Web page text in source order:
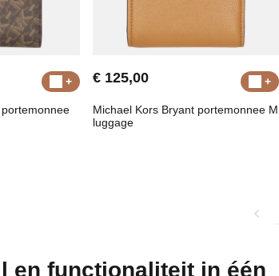
€ 125,00
Michael Kors Bryant portemonnee M
luggage
en functionaliteit in één